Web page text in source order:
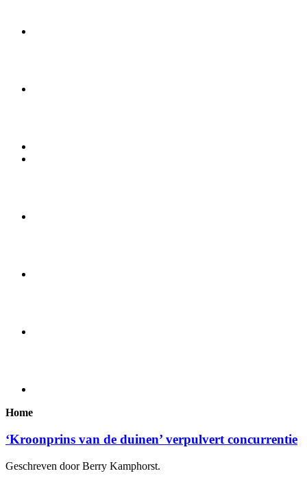
Home
‘Kroonprins van de duinen’ verpulvert concurrentie
Geschreven door Berry Kamphorst.